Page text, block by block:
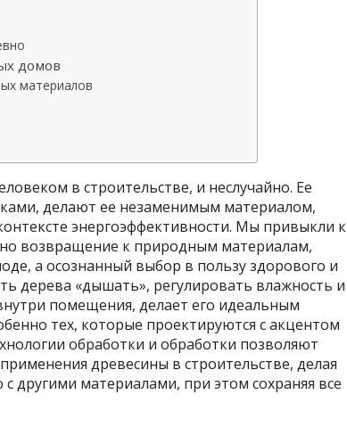
домов
материалов
в строительстве, и неслучайно. Ее
делают ее незаменимым материалом,
энергоэффективности. Мы привыкли к
возвращение к природным материалам,
а осознанный выбор в пользу здорового и
дерева «дышать», регулировать влажность и
помещения, делает его идеальным
тех, которые проектируются с акцентом
обработки и обработки позволяют
древесины в строительстве, делая
другими материалами, при этом сохраняя все